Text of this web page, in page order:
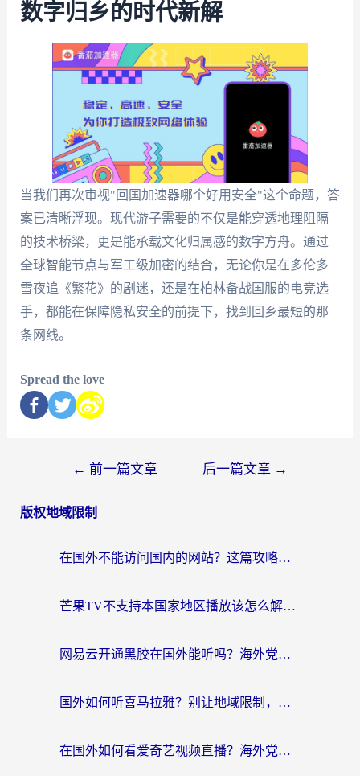
数字归乡的时代新解
当我们再次审视"回国加速器哪个好用安全"这个命题，答
案已清晰浮现。现代游子需要的不仅是能穿透地理阻隔
的技术桥梁，更是能承载文化归属感的数字方舟。通过
全球智能节点与军工级加密的结合，无论你是在多伦多
雪夜追《繁花》的剧迷，还是在柏林备战国服的电竞选
手，都能在保障隐私安全的前提下，找到回乡最短的那
条网线。
Spread the love
← 前一篇文章 后一篇文章 →
版权地域限制
在国外不能访问国内的网站？这篇攻略帮你无缝连接家乡资源
芒果TV不支持本国家地区播放该怎么解决？海外党追剧看片的终极指南
网易云开通黑胶在国外能听吗？海外党亲测有效的回国听音乐方案
国外如何听喜马拉雅？别让地域限制，断了你的中文声音陪伴
在国外如何看爱奇艺视频直播？海外党亲测有效的回国加速器指南